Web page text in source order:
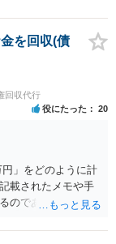
を回収(債
回収代行
役にたった 20
」をどのように計
載されたメモや手
のであればメール
調査することは可